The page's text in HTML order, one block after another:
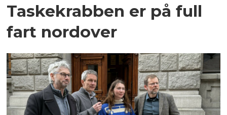
Taskekrabben er på full
fart nordover